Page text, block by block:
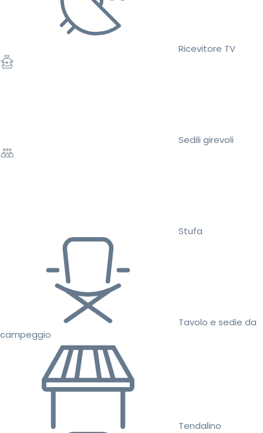
Ricevitore TV
Sedili girevoli
Stufa
Tavolo e sedie da
campeggio
Tendalino